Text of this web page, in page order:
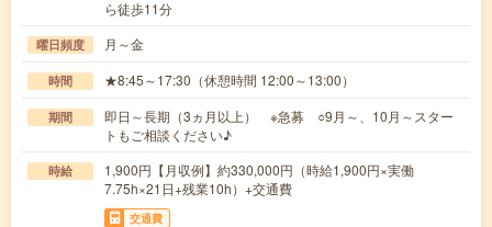
ら徒歩11分
曜日頻度 月～金
時間 ★8:45～17:30（休憩時間 12:00～13:00）
期間
即日～長期（3ヵ月以上） ※急募 ○9月～、10月～スター
トもご相談ください♪
時給
1,900円【月収例】約330,000円（時給1,900円×実働
7.75h×21日+残業10h）+交通費
交通費